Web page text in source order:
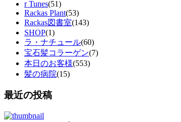
r Tunes(51)
Rackas Plant(53)
Rackas図書室(143)
SHOP(1)
ラ・ナチュール(60)
宝石髪コラーゲン(7)
本日のお客様(553)
髪の病院(15)
最近の投稿